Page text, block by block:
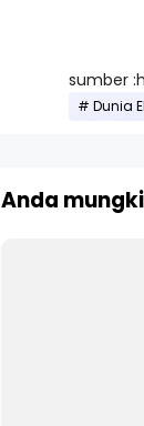
sumber
Dunia
Anda